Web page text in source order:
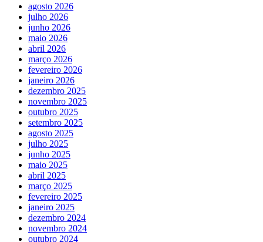
agosto 2026
julho 2026
junho 2026
maio 2026
abril 2026
março 2026
fevereiro 2026
janeiro 2026
dezembro 2025
novembro 2025
outubro 2025
setembro 2025
agosto 2025
julho 2025
junho 2025
maio 2025
abril 2025
março 2025
fevereiro 2025
janeiro 2025
dezembro 2024
novembro 2024
outubro 2024